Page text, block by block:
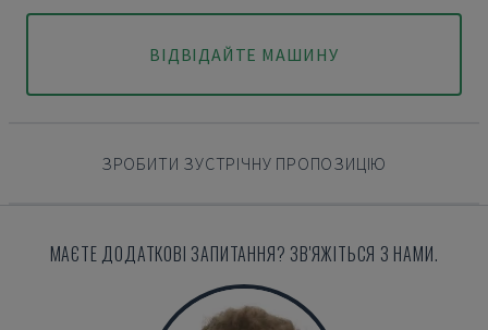
ВІДВІДАЙТЕ МАШИНУ
ЗРОБИТИ ЗУСТРІЧНУ ПРОПОЗИЦІЮ
МАЄТЕ ДОДАТКОВІ ЗАПИТАННЯ? ЗВ'ЯЖІТЬСЯ З НАМИ.